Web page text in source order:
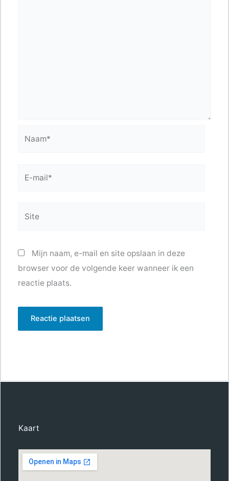
Mijn naam, e-mail en site opslaan in deze
browser voor de volgende keer wanneer ik een
reactie plaats.
Kaart